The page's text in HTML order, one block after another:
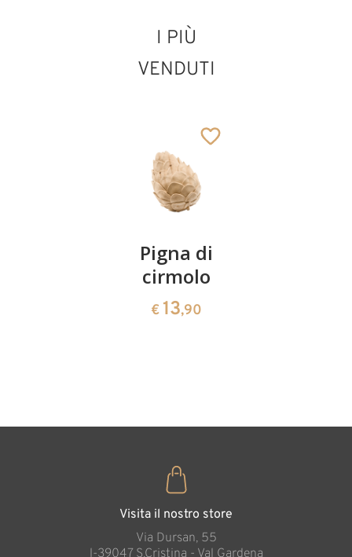
Sant' Arnold
I PIÙ
VENDUTI
Pigna di
cirmolo
€ 13,90
Visita il nostro store
Via Dursan, 55